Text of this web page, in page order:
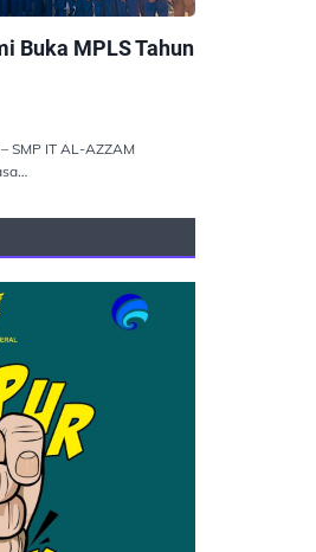
Buka MPLS Tahun
SMP IT AL-AZZAM